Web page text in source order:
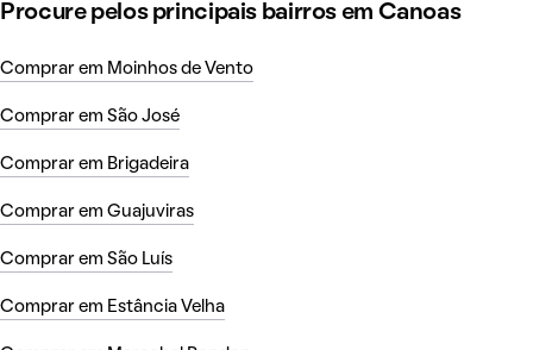
Procure pelos principais bairros em Canoas
Comprar em Moinhos de Vento
Comprar em São José
Comprar em Brigadeira
Comprar em Guajuviras
Comprar em São Luís
Comprar em Estância Velha